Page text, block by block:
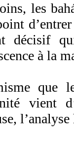
les
décisif
à la
que
vient